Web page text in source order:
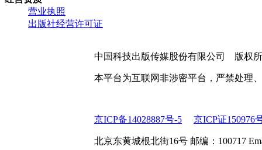
营业执照
出版社经营许可证
中国科技出版传媒股份有限公司 版权
本平台为互联网非涉密平台，严禁处理
京ICP备14028887号-5 京ICP证150976
北京东黄城根北街16号 邮编：100717